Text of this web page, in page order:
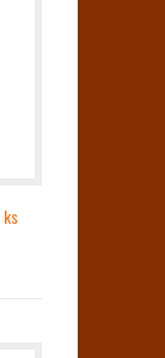
ks